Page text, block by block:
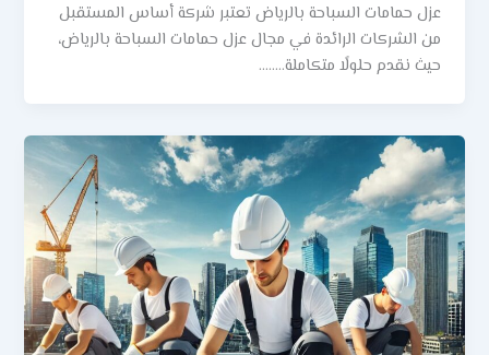
عزل حمامات السباحة بالرياض تعتبر شركة أساس المستقبل
من الشركات الرائدة في مجال عزل حمامات السباحة بالرياض،
حيث نقدم حلولًا متكاملة……..